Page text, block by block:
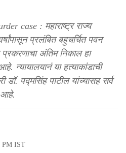
case : महाराष्ट्र राज्य
प्रलंबित बहुचर्चित पवन
प्रकरणाचा अंतिम निकाल हा
न्यायालयानं या हत्याकांडाची
डॉ. पद्मसिंह पाटील यांच्यासह सर्व
आहे.
PM IST